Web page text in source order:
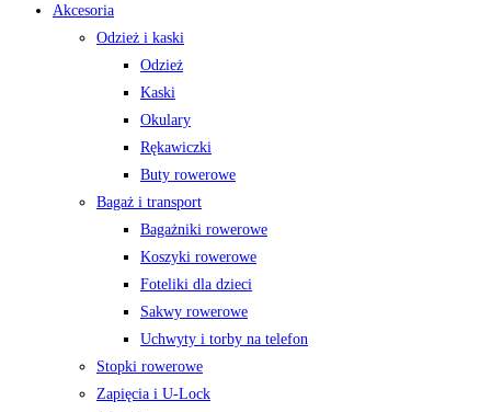
Akcesoria
Odzież i kaski
Odzież
Kaski
Okulary
Rękawiczki
Buty rowerowe
Bagaż i transport
Bagażniki rowerowe
Koszyki rowerowe
Foteliki dla dzieci
Sakwy rowerowe
Uchwyty i torby na telefon
Stopki rowerowe
Zapięcia i U-Lock